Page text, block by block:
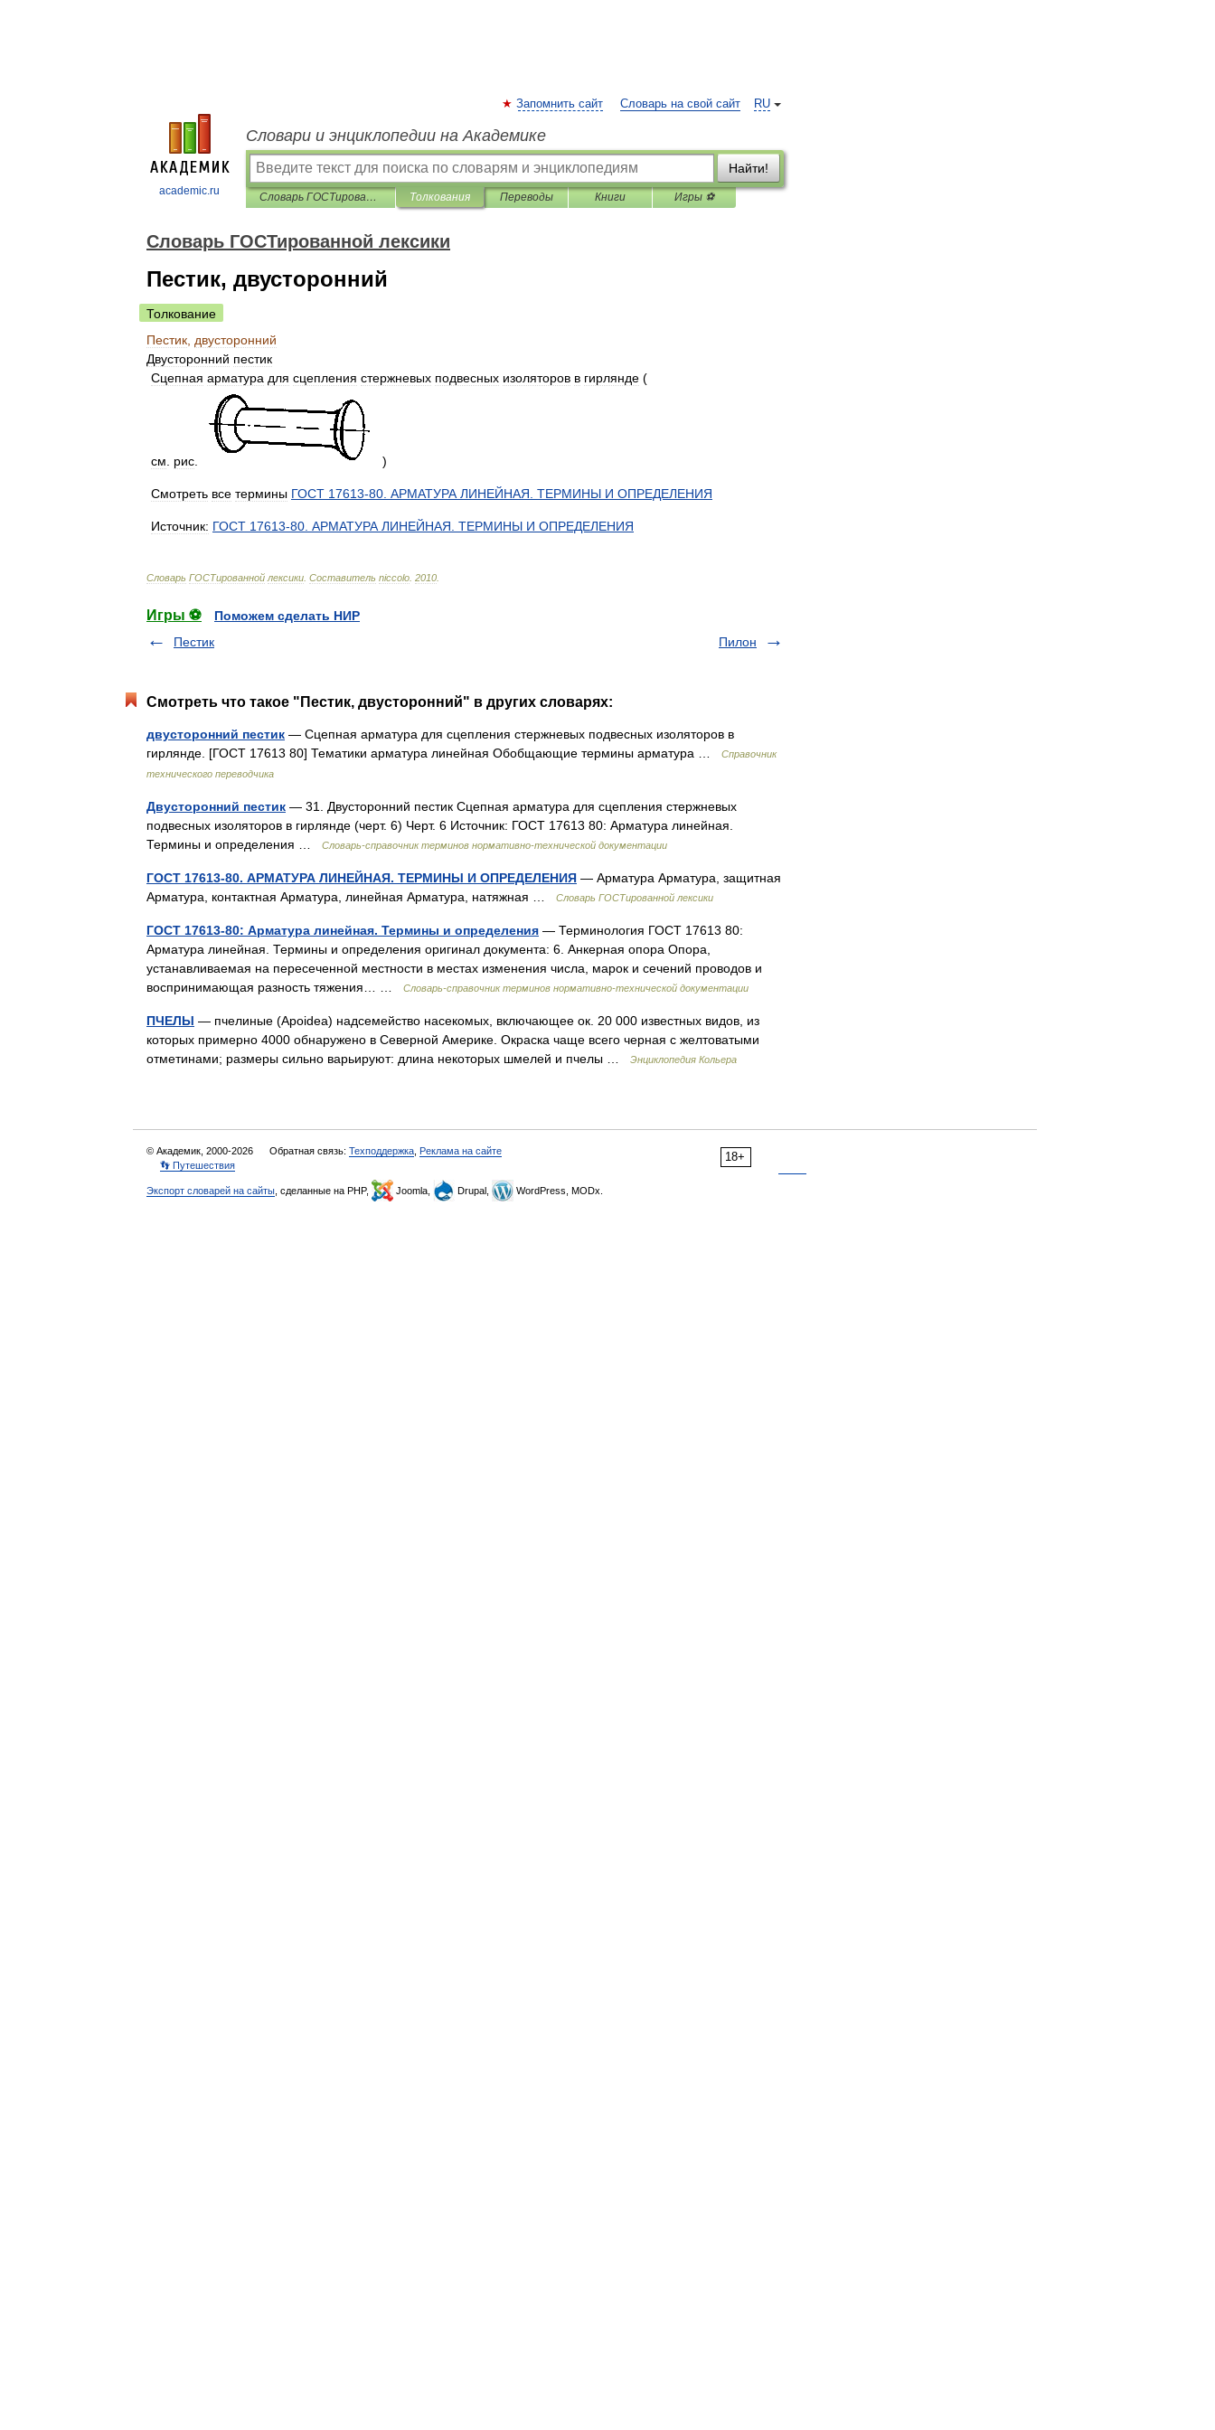
academic.ru
RU
Запомнить сайт Словарь на свой сайт
Словари и энциклопедии на Академике
Найти!
Словарь ГОСТированной лексики Толкования Переводы Книги Игры ⚽
Словарь ГОСТированной лексики
Пестик, двусторонний
Толкование
Пестик двусторонний
Двусторонний пестик
Сцепная арматура для сцепления стержневых подвесных изоляторов в гирлянде (
см рис )
Смотреть все термины ГОСТ 17613-80 АРМАТУРА ЛИНЕЙНАЯ ТЕРМИНЫ И ОПРЕДЕЛЕНИЯ
Источник: ГОСТ 17613-80 АРМАТУРА ЛИНЕЙНАЯ ТЕРМИНЫ И ОПРЕДЕЛЕНИЯ
Словарь ГОСТированной лексики Составитель niccolo 2010
Игры ⚽
Поможем сделать НИР
Пестик
Пилон
Смотреть что такое "Пестик, двусторонний" в других словарях:
двусторонний пестик — Сцепная арматура для сцепления стержневых подвесных изоляторов в
гирлянде. [ГОСТ 17613 80] Тематики арматура линейная Обобщающие термины арматура …
Справочник
технического переводчика
Двусторонний пестик — 31. Двусторонний пестик Сцепная арматура для сцепления стержневых
подвесных изоляторов в гирлянде (черт. 6) Черт. 6 Источник: ГОСТ 17613 80: Арматура линейная.
Термины и определения …
Словарь-справочник терминов нормативно-технической документации
ГОСТ 17613-80. АРМАТУРА ЛИНЕЙНАЯ. ТЕРМИНЫ И ОПРЕДЕЛЕНИЯ — Арматура Арматура, защитная
Арматура, контактная Арматура, линейная Арматура, натяжная …
Словарь ГОСТированной лексики
ГОСТ 17613-80: Арматура линейная. Термины и определения — Терминология ГОСТ 17613 80:
Арматура линейная. Термины и определения оригинал документа: 6. Анкерная опора Опора,
устанавливаемая на пересеченной местности в местах изменения числа, марок и сечений проводов и
воспринимающая разность тяжения… …
Словарь-справочник терминов нормативно-технической документации
ПЧЕЛЫ — пчелиные (Apoidea) надсемейство насекомых, включающее ок. 20 000 известных видов, из
которых примерно 4000 обнаружено в Северной Америке. Окраска чаще всего черная с желтоватыми
отметинами; размеры сильно варьируют: длина некоторых шмелей и пчелы …
Энциклопедия Кольера
18+
© Академик, 2000-2026 Обратная связь: Техподдержка Реклама на сайте
👣 Путешествия
Экспорт словарей на сайты , сделанные на PHP, Joomla, Drupal, WordPress, MODx.